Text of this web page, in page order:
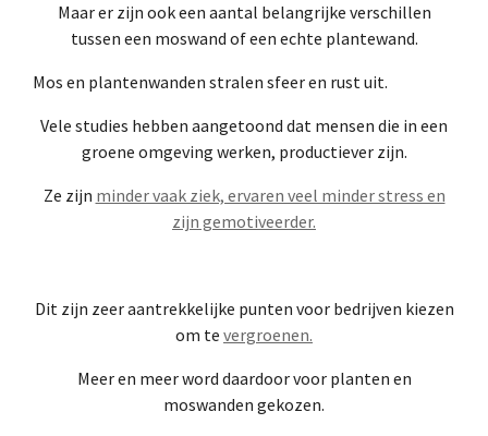
Maar er zijn ook een aantal belangrijke verschillen
tussen een moswand of een echte plantewand.
Mos en plantenwanden stralen sfeer en rust uit.
Vele studies hebben aangetoond dat mensen die in een
groene omgeving werken, productiever zijn.
Ze zijn minder vaak ziek, ervaren veel minder stress en
zijn gemotiveerder.
Dit zijn zeer aantrekkelijke punten voor bedrijven kiezen
om te vergroenen.
Meer en meer word daardoor voor planten en
moswanden gekozen.